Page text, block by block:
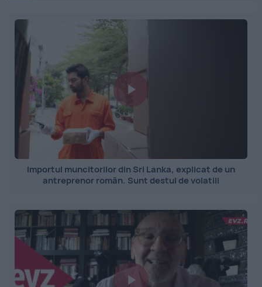
Importul muncitorilor din Sri Lanka, explicat de un
antreprenor român. Sunt destul de volatili